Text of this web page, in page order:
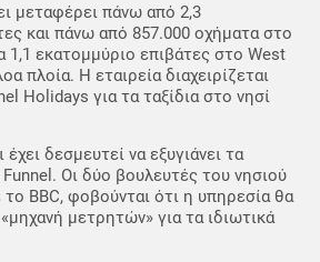
μεταφέρει πάνω από 2,3
και πάνω από 857.000 οχήματα στο
1,1 εκατομμύριο επιβάτες στο West
πλοία. Η εταιρεία διαχειρίζεται
Holidays για τα ταξίδια στο νησί
δεσμευτεί να εξυγιάνει τα
Funnel. Οι δύο βουλευτές του νησιού
BBC, φοβούνται ότι η υπηρεσία θα
μετρητών» για τα ιδιωτικά